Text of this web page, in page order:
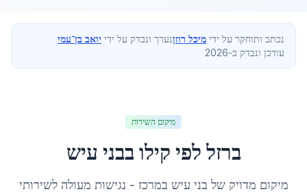
נכתב ותוחקר על ידי מיכל רוזןנערך ונבדק על ידי יואב בן־עמי
עודכן ונבדק ב-2026
מיקום השירות
ברזל לפי קילובבני עיש
מיקום מדויק של בני עיש במרכז - נגישות מעולה לשירותי